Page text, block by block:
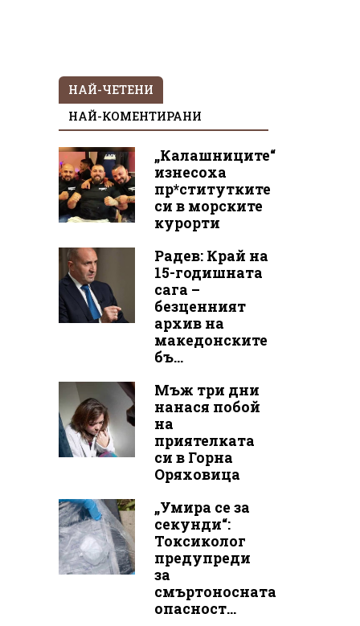
НАЙ-ЧЕТЕНИ
НАЙ-КОМЕНТИРАНИ
„Калашниците“
изнесоха
пр*ститутките
си в морските
курорти
Радев: Край на
15-годишната
сага –
безценният
архив на
македонските
бъ...
Мъж три дни
нанася побой
на
приятелката
си в Горна
Оряховица
„Умира се за
секунди“:
Токсиколог
предупреди
за
смъртоносната
опасност...